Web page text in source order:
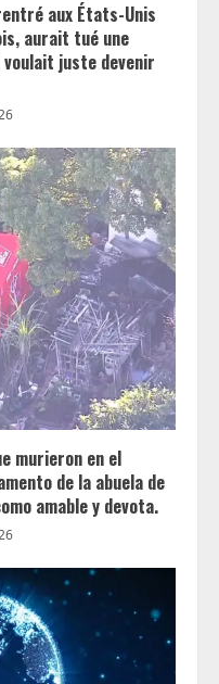
aux États-Unis
aurait tué une
juste devenir
murieron en el
de la abuela de
amable y devota.